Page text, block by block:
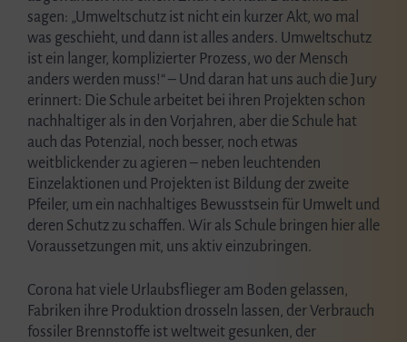
sagen: „Umweltschutz ist nicht ein kurzer Akt, wo mal
was geschieht, und dann ist alles anders. Umweltschutz
ist ein langer, komplizierter Prozess, wo der Mensch
anders werden muss!“ – Und daran hat uns auch die Jury
erinnert: Die Schule arbeitet bei ihren Projekten schon
nachhaltiger als in den Vorjahren, aber die Schule hat
auch das Potenzial, noch besser, noch etwas
weitblickender zu agieren – neben leuchtenden
Einzelaktionen und Projekten ist Bildung der zweite
Pfeiler, um ein nachhaltiges Bewusstsein für Umwelt und
deren Schutz zu schaffen. Wir als Schule bringen hier alle
Voraussetzungen mit, uns aktiv einzubringen.
Corona hat viele Urlaubsflieger am Boden gelassen,
Fabriken ihre Produktion drosseln lassen, der Verbrauch
fossiler Brennstoffe ist weltweit gesunken, der